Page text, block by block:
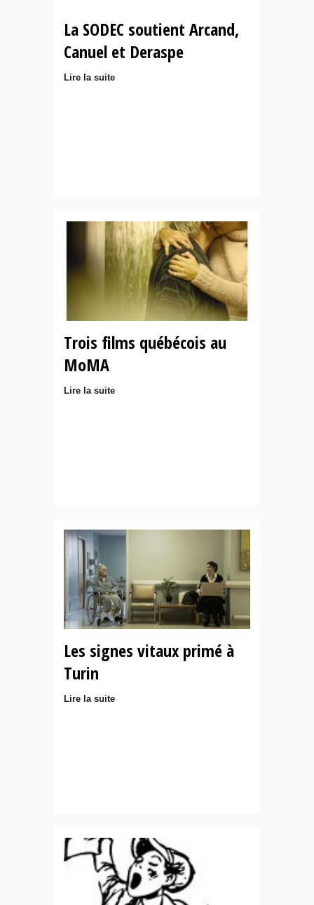
La SODEC soutient Arcand,
Canuel et Deraspe
Lire la suite
Trois films québécois au
MoMA
Lire la suite
Les signes vitaux primé à
Turin
Lire la suite